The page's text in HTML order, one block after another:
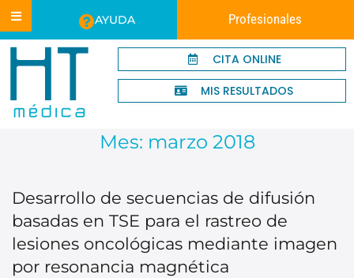
AYUDA Profesionales
CITA ONLINE
MIS RESULTADOS
Mes: marzo 2018
Desarrollo de secuencias de difusión
basadas en TSE para el rastreo de
lesiones oncológicas mediante imagen
por resonancia magnética